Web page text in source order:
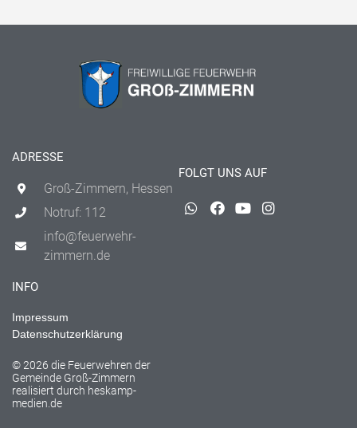
ADRESSE
Groß-Zimmern, Hessen
Notruf: 112
info@feuerwehr-
zimmern.de
FOLGT UNS AUF
INFO
Impressum
Datenschutzerklärung
© 2026 die Feuerwehren der
Gemeinde Groß-Zimmern
realisiert durch heskamp-
medien.de